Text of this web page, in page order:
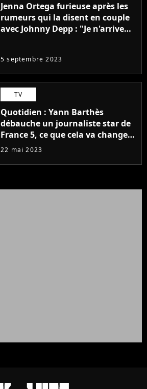
Jenna Ortega furieuse après les
rumeurs qui la disent en couple
avec Johnny Depp : "Je n'arrive
5 septembre 2023
TV
Quotidien : Yann Barthès
débauche un journaliste star de
France 5, ce que cela va changer
à la rentrée
22 mai 2023